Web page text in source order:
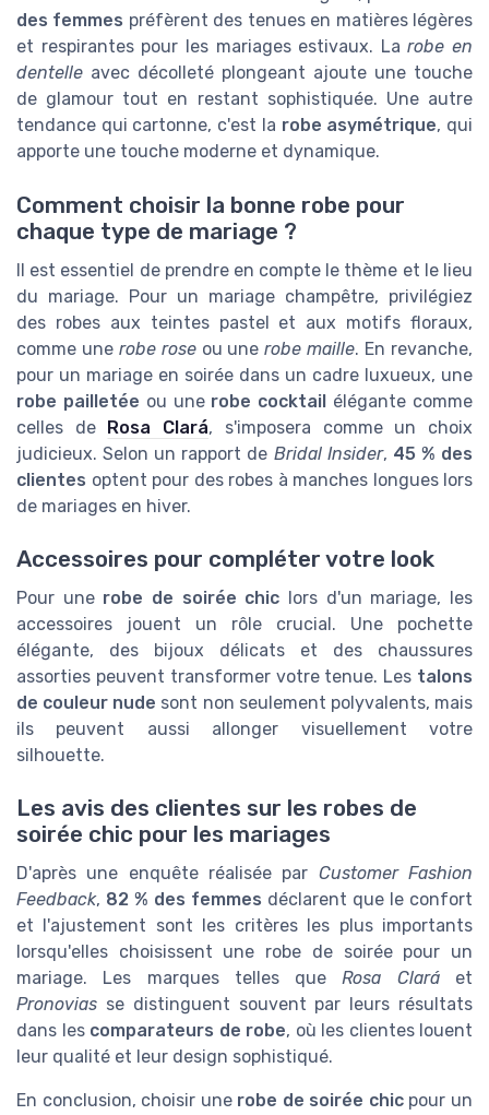
des femmes préfèrent des tenues en matières légères
et respirantes pour les mariages estivaux. Larobe en
dentelle avec décolleté plongeant ajoute une touche
de glamour tout en restant sophistiquée. Une autre
tendance qui cartonne, c'est la robe asymétrique, qui
apporte une touche moderne et dynamique.
Comment choisir la bonne robe pour
chaque type de mariage ?
Il est essentiel de prendre en compte le thème et le lieu
du mariage. Pour un mariage champêtre, privilégiez
des robes aux teintes pastel et aux motifs floraux,
comme une robe roseou unerobe maille. En revanche,
pour un mariage en soirée dans un cadre luxueux, une
robe pailletée ou une robe cocktail élégante comme
celles de Rosa Clará, s'imposera comme un choix
judicieux. Selon un rapport de Bridal Insider, 45 % des
clientes optent pour des robes à manches longues lors
de mariages en hiver.
Accessoires pour compléter votre look
Pour une robe de soirée chic lors d'un mariage, les
accessoires jouent un rôle crucial. Une pochette
élégante, des bijoux délicats et des chaussures
assorties peuvent transformer votre tenue. Les talons
de couleur nude sont non seulement polyvalents, mais
ils peuvent aussi allonger visuellement votre
silhouette.
Les avis des clientes sur les robes de
soirée chic pour les mariages
D'après une enquête réalisée par Customer Fashion
Feedback, 82 % des femmes déclarent que le confort
et l'ajustement sont les critères les plus importants
lorsqu'elles choisissent une robe de soirée pour un
mariage. Les marques telles queRosa Claráet
Pronovias se distinguent souvent par leurs résultats
dans les comparateurs de robe, où les clientes louent
leur qualité et leur design sophistiqué.
En conclusion, choisir une robe de soirée chicpour un